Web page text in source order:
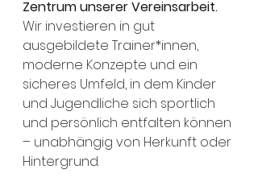
Zentrum unserer Vereinsarbeit.
Wir investieren in gut
ausgebildete Trainer*innen,
moderne Konzepte und ein
sicheres Umfeld, in dem Kinder
und Jugendliche sich sportlich
und persönlich entfalten können
– unabhängig von Herkunft oder
Hintergrund.